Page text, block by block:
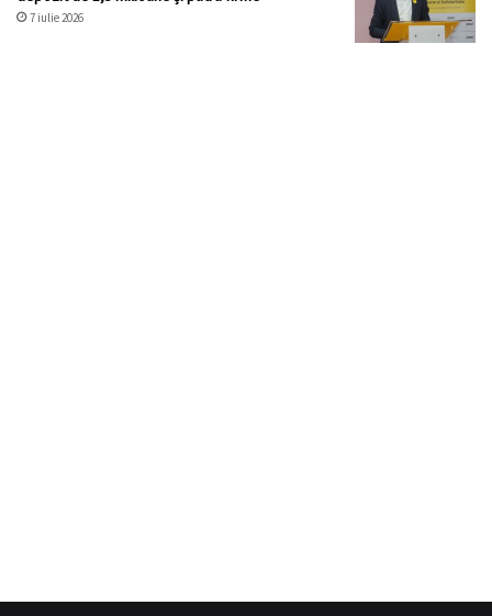
7 iulie 2026